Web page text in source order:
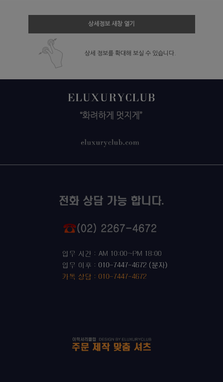
상세정보 새창 열기
상세 정보를 확대해 보실 수 있습니다.